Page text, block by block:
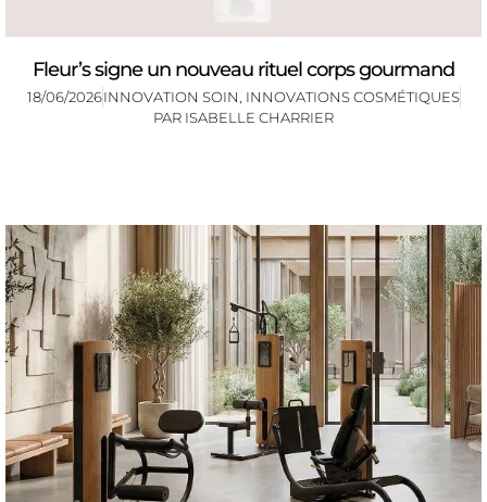
Fleur’s signe un nouveau rituel corps gourmand
18/06/2026INNOVATION SOIN, INNOVATIONS COSMÉTIQUES
PAR ISABELLE CHARRIER